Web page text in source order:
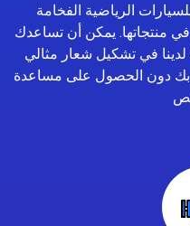
الرياضية الفخامة
في منتجاتها. يمكن أن تساعدك
في تشكيل شعار مثالي
بك دون الحصول على مساعدة